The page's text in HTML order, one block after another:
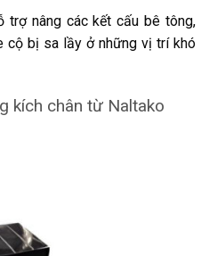
trợ nâng các kết cấu bê tông,
cộ bị sa lầy ở những vị trí khó
kích chân từ Naltako